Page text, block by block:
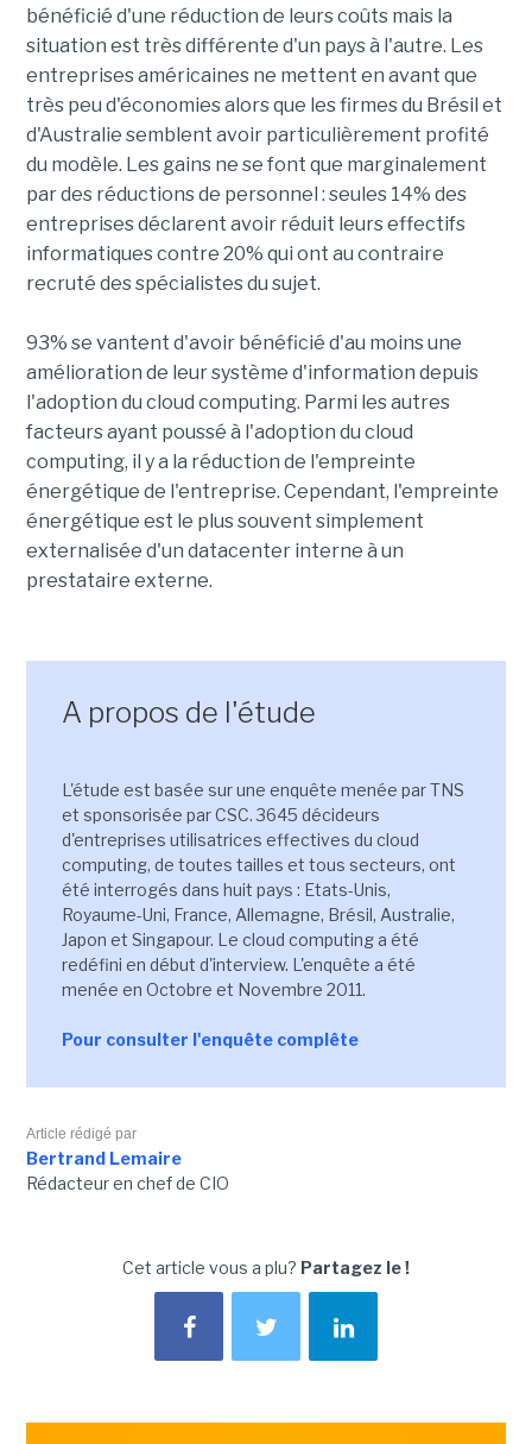
bénéficié d'une réduction de leurs coûts mais la
situation est très différente d'un pays à l'autre. Les
entreprises américaines ne mettent en avant que
très peu d'économies alors que les firmes du Brésil et
d'Australie semblent avoir particulièrement profité
du modèle. Les gains ne se font que marginalement
par des réductions de personnel : seules 14% des
entreprises déclarent avoir réduit leurs effectifs
informatiques contre 20% qui ont au contraire
recruté des spécialistes du sujet.
93% se vantent d'avoir bénéficié d'au moins une
amélioration de leur système d'information depuis
l'adoption du cloud computing. Parmi les autres
facteurs ayant poussé à l'adoption du cloud
computing, il y a la réduction de l'empreinte
énergétique de l'entreprise. Cependant, l'empreinte
énergétique est le plus souvent simplement
externalisée d'un datacenter interne à un
prestataire externe.
A propos de l'étude
L'étude est basée sur une enquête menée par TNS
et sponsorisée par CSC. 3645 décideurs
d'entreprises utilisatrices effectives du cloud
computing, de toutes tailles et tous secteurs, ont
été interrogés dans huit pays : Etats-Unis,
Royaume-Uni, France, Allemagne, Brésil, Australie,
Japon et Singapour. Le cloud computing a été
redéfini en début d'interview. L'enquête a été
menée en Octobre et Novembre 2011.
Pour consulter l'enquête complête
Article rédigé par
Bertrand Lemaire
Rédacteur en chef de CIO
Cet article vous a plu? Partagez le !